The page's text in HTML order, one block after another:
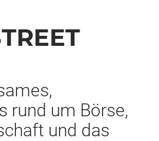
rund um Börse,
und das